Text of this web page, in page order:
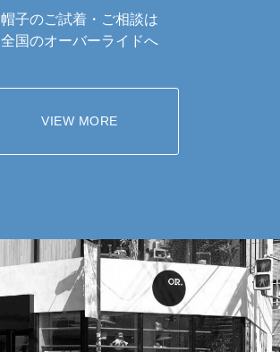
帽子のご試着・ご相談は
全国のオーバーライドへ
VIEW MORE